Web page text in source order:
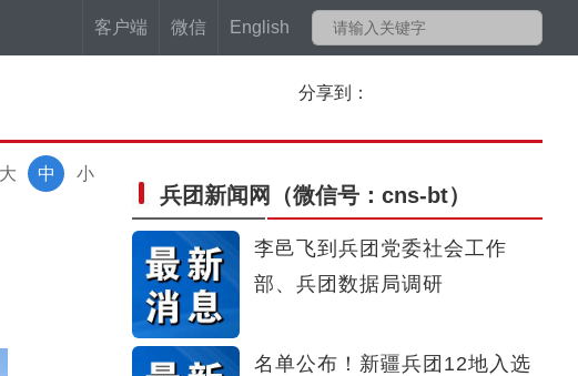
客户端 微信 English
分享到：
小
中
大
兵团新闻网 （微信号：cns-bt）
李邑飞到兵团党委社会工作
部、兵团数据局调研
名单公布！新疆兵团12地入选